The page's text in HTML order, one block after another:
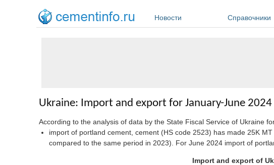
Новости
Справочники
Ukraine: Import and export for January-June 2024
According to the analysis of data by the State Fiscal Service of Ukraine
import of portland cement, cement (HS code 2523) has made 25K
compared to the same period in 2023). For June 2024 import of
Import and export of